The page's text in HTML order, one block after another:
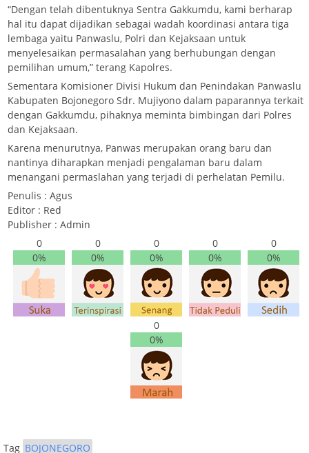
“Dengan telah dibentuknya Sentra Gakkumdu, kami berharap
hal itu dapat dijadikan sebagai wadah koordinasi antara tiga
lembaga yaitu Panwaslu, Polri dan Kejaksaan untuk
menyelesaikan permasalahan yang berhubungan dengan
pemilihan umum,” terang Kapolres.
Sementara Komisioner Divisi Hukum dan Penindakan Panwaslu
Kabupaten Bojonegoro Sdr. Mujiyono dalam paparannya terkait
dengan Gakkumdu, pihaknya meminta bimbingan dari Polres
dan Kejaksaan.
Karena menurutnya, Panwas merupakan orang baru dan
nantinya diharapkan menjadi pengalaman baru dalam
menangani permaslahan yang terjadi di perhelatan Pemilu.
Penulis : Agus
Editor : Red
Publisher : Admin
0
0%
0
0%
0
0%
0
0%
0
0%
0
0%
Tag BOJONEGORO